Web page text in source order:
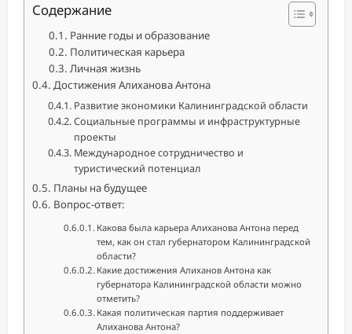
Содержание
Ранние годы и образование
Политическая карьера
Личная жизнь
Достижения Алиханова Антона
Развитие экономики Калининградской области
Социальные программы и инфраструктурные
проекты
Международное сотрудничество и
туристический потенциал
Планы на будущее
Вопрос-ответ:
Какова была карьера Алиханова Антона перед
тем, как он стал губернатором Калининградской
области?
Какие достижения Алиханов Антона как
губернатора Калининградской области можно
отметить?
Какая политическая партия поддерживает
Алиханова Антона?